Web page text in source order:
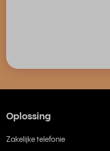
Oplossing
Zakelijke telefonie